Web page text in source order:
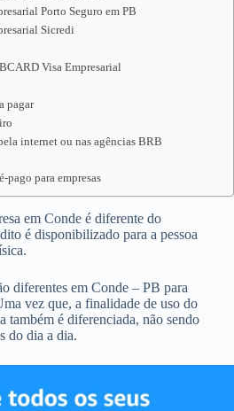
Porto Seguro em PB
Sicredi
Visa Empresarial
pagar
internet ou nas agências BRB
pago para empresas
em Conde é diferente do
é disponibilizado para a pessoa
diferentes em Conde – PB para
vez que, a finalidade de uso do
também é diferenciada, não sendo
do dia a dia.